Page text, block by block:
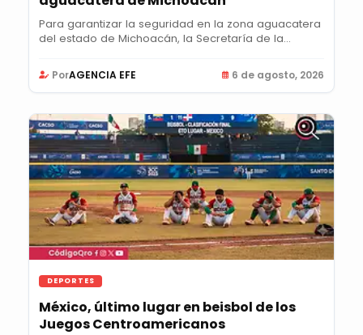
Para garantizar la seguridad en la zona aguacatera
del estado de Michoacán, la Secretaría de la...
PorAGENCIA EFE 6 de agosto, 2026
DEPORTES
México, último lugar en beisbol de los
Juegos Centroamericanos